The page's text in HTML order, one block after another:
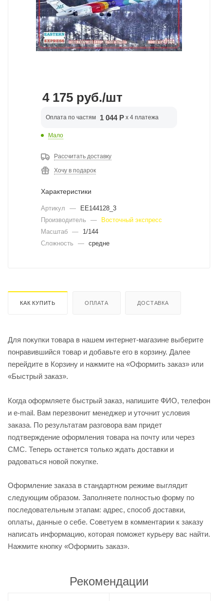
4 175 руб./шт
Оплата по частям 1 044 Р x 4 платежа
Мало
Рассчитать доставку
Хочу в подарок
Характеристики
Артикул —
ЕЕ144128_3
Производитель
—
Восточный экспресс
Масштаб —
1/144
Сложность
— средне
КАК КУПИТЬ ОПЛАТА ДОСТАВКА
Для покупки товара в нашем интернет-магазине выберите
понравившийся товар и добавьте его в корзину. Далее
перейдите в Корзину и нажмите на «Оформить заказ» или
«Быстрый заказ».
Когда оформляете быстрый заказ, напишите ФИО, телефон
и e-mail. Вам перезвонит менеджер и уточнит условия
заказа. По результатам разговора вам придет
подтверждение оформления товара на почту или через
СМС. Теперь останется только ждать доставки и
радоваться новой покупке.
Оформление заказа в стандартном режиме выглядит
следующим образом. Заполняете полностью форму по
последовательным этапам: адрес, способ доставки,
оплаты, данные о себе. Советуем в комментарии к заказу
написать информацию, которая поможет курьеру вас найти.
Нажмите кнопку «Оформить заказ».
Рекомендации